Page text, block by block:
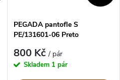
PEGADA pantofle S
PE/131601-06 Preto
800 Kč/ pár
Skladem 1 pár